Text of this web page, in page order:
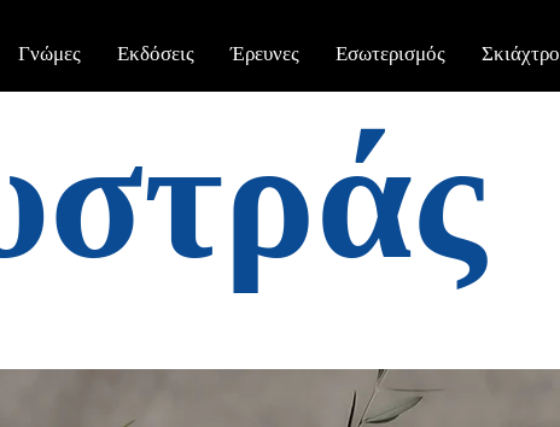
Γνώμες Εκδόσεις Έρευνες Εσωτερισμός Σκιάχτρο